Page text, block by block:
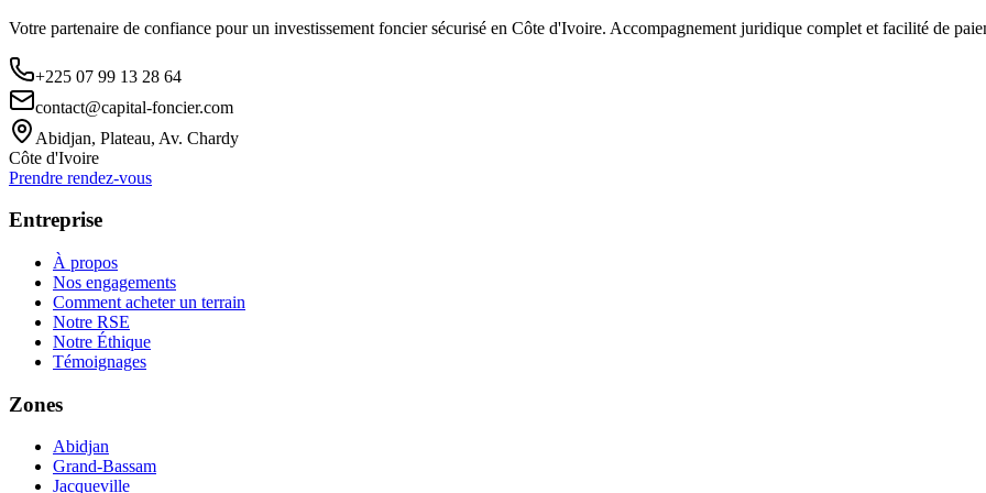
Votre partenaire de confiance pour un investissement foncier sécurisé en Côte d'Ivoire. Accompagnement juridique complet et facilité de
+225 07 99 13 28 64
contact@capital-foncier.com
Abidjan, Plateau, Av. Chardy
Côte d'Ivoire
Prendre rendez-vous
Entreprise
À propos
Nos engagements
Comment acheter un terrain
Notre RSE
Notre Éthique
Témoignages
Zones
Abidjan
Grand-Bassam
Jacqueville